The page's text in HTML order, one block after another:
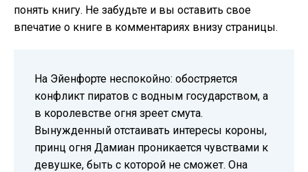
понять книгу. Не забудьте и вы оставить свое
впечатие о книге в комментариях внизу страницы.
На Эйенфорте неспокойно: обостряется
конфликт пиратов с водным государством, а
в королевстве огня зреет смута.
Вынужденный отстаивать интересы короны,
принц огня Дамиан проникается чувствами к
девушке, быть с которой не сможет. Она